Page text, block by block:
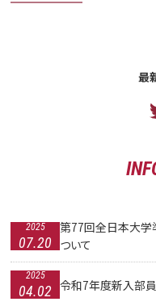
最
2025
07.20
第77回全日本大
ついて
2025
04.02 令和7年度新入部